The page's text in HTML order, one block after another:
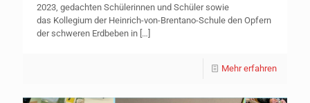
2023, gedachten Schülerinnen und Schüler sowie
das Kollegium der Heinrich-von-Brentano-Schule den Opfern
der schweren Erdbeben in […]
Mehr erfahren